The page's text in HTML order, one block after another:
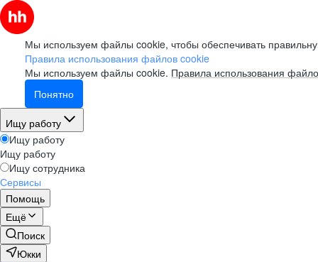
Мы используем файлы cookie, чтобы обеспечивать
Правила использования файлов cookie
Мы используем файлы cookie. Правила использования
Понятно
Ищу работу
Ищу работу
Ищу работу
Ищу сотрудника
Сервисы
Помощь
Ещё
Поиск
Юкки